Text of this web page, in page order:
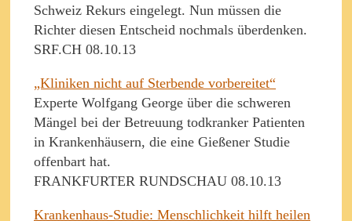
Schweiz Rekurs eingelegt. Nun müssen die
Richter diesen Entscheid nochmals überdenken.
SRF.CH 08.10.13
„Kliniken nicht auf Sterbende vorbereitet“
Experte Wolfgang George über die schweren
Mängel bei der Betreuung todkranker Patienten
in Krankenhäusern, die eine Gießener Studie
offenbart hat.
FRANKFURTER RUNDSCHAU 08.10.13
Krankenhaus-Studie: Menschlichkeit hilft heilen